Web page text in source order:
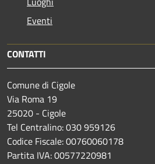
Eventi
CONTATTI
Comune di Cigole
Via Roma 19
25020 - Cigole
Tel Centralino: 030 959126
Codice Fiscale: 00760060178
Partita IVA: 00577220981